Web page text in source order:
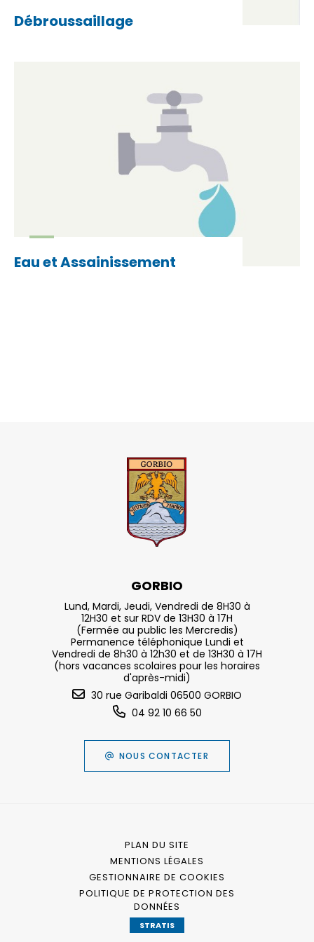
Débroussaillage
Eau et Assainissement
GORBIO
Lund, Mardi, Jeudi, Vendredi de 8H30 à
12H30 et sur RDV de 13H30 à 17H
(Fermée au public les Mercredis)
Permanence téléphonique Lundi et
Vendredi de 8h30 à 12h30 et de 13H30 à 17H
(hors vacances scolaires pour les horaires
d'après-midi)
30 rue Garibaldi 06500 GORBIO
04 92 10 66 50
NOUS CONTACTER
PLAN DU SITE
MENTIONS LÉGALES
GESTIONNAIRE DE COOKIES
POLITIQUE DE PROTECTION DES
DONNÉES
STRATIS